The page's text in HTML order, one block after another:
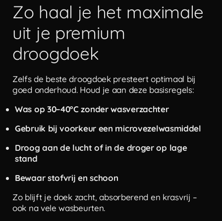
Zo haal je het maximale
uit je premium
droogdoek
Zelfs de beste droogdoek presteert optimaal bij
goed onderhoud. Houd je aan deze basisregels:
Was op 30–40°C zonder wasverzachter
Gebruik bij voorkeur een microvezelwasmiddel
Droog aan de lucht of in de droger op lage
stand
Bewaar stofvrij en schoon
Zo blijft je doek zacht, absorberend en krasvrij –
ook na vele wasbeurten.